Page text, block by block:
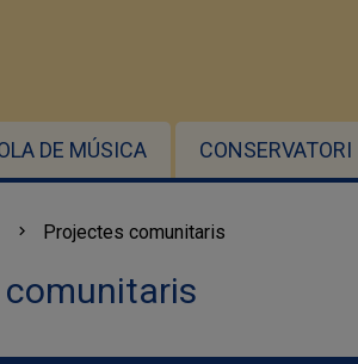
DE MÚSICA CONSERVATORI
Projectes comunitaris